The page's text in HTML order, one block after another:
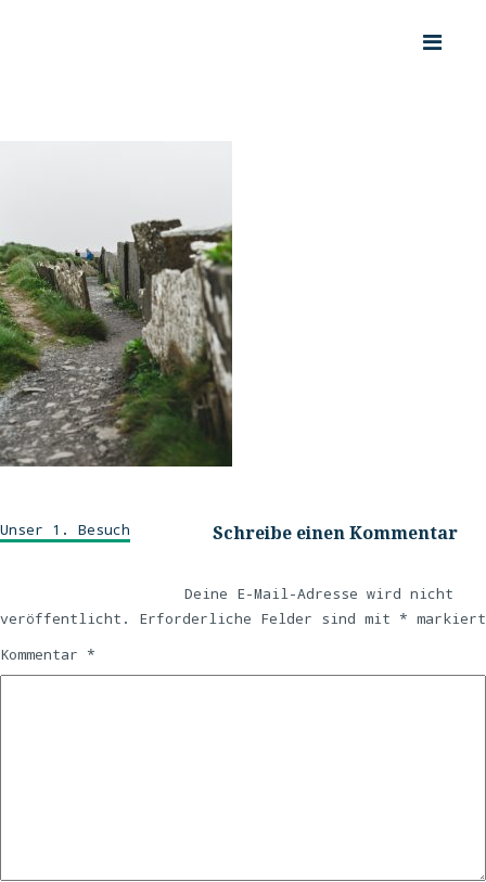
Unser 1. Besuch Schreibe einen Kommentar
Deine E-Mail-Adresse wird nicht
veröffentlicht.
Erforderliche Felder sind mit * markiert
Kommentar *